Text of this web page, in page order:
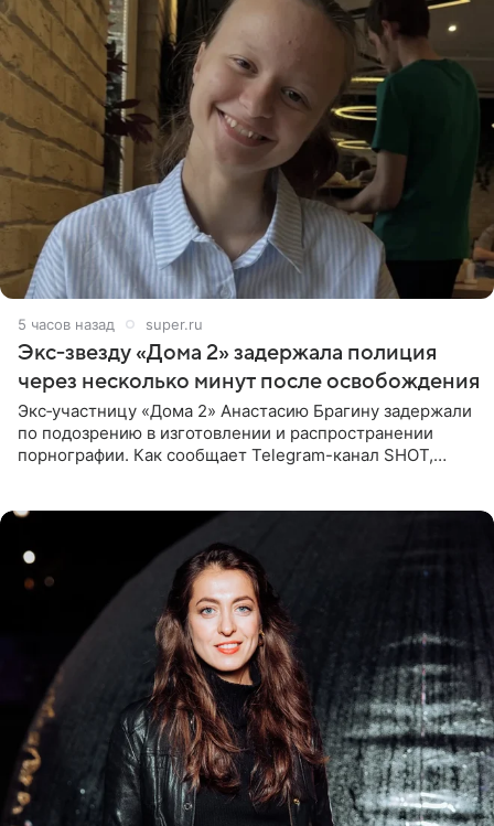
5 часов назад super.ru
Экс‑звезду «Дома 2» задержала полиция
через несколько минут после освобождения
Экс‑участницу «Дома 2» Анастасию Брагину задержали
по подозрению в изготовлении и распространении
порнографии. Как сообщает Telegram-канал SHOT,